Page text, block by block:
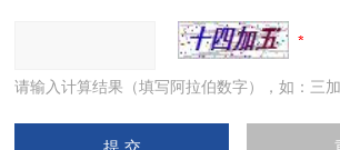
请输入计算结果（填写阿拉伯数字），如：三